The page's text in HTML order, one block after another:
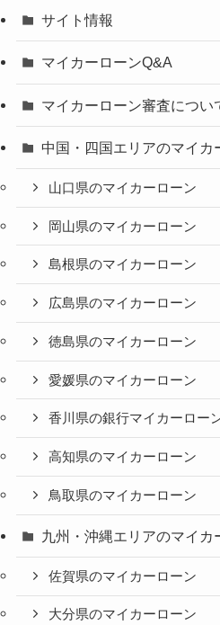
サイト情報
マイカーローンQ&A
マイカーローン審査につい
中国・四国エリアのマイカ
山口県のマイカーローン
岡山県のマイカーローン
島根県のマイカーローン
広島県のマイカーローン
徳島県のマイカーローン
愛媛県のマイカーローン
香川県の銀行マイカーロー
高知県のマイカーローン
鳥取県のマイカーローン
九州・沖縄エリアのマイカ
佐賀県のマイカーローン
大分県のマイカーローン